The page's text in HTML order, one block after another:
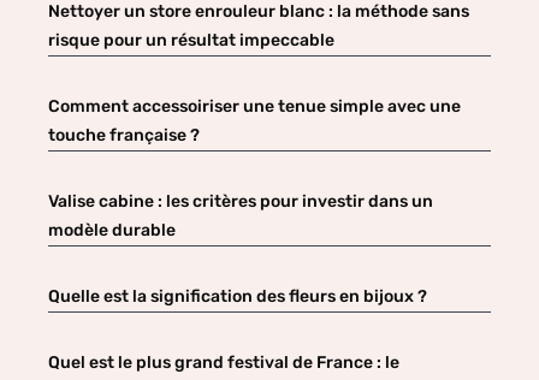
Nettoyer un store enrouleur blanc : la méthode sans
risque pour un résultat impeccable
Comment accessoiriser une tenue simple avec une
touche française ?
Valise cabine : les critères pour investir dans un
modèle durable
Quelle est la signification des fleurs en bijoux ?
Quel est le plus grand festival de France : le